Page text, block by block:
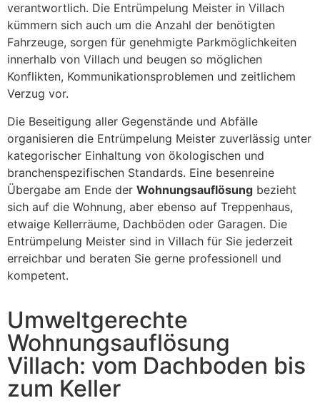
verantwortlich. Die Entrümpelung Meister in Villach
kümmern sich auch um die Anzahl der benötigten
Fahrzeuge, sorgen für genehmigte Parkmöglichkeiten
innerhalb von Villach und beugen so möglichen
Konflikten, Kommunikationsproblemen und zeitlichem
Verzug vor.
Die Beseitigung aller Gegenstände und Abfälle
organisieren die Entrümpelung Meister zuverlässig unter
kategorischer Einhaltung von ökologischen und
branchenspezifischen Standards. Eine besenreine
Übergabe am Ende der Wohnungsauflösung bezieht
sich auf die Wohnung, aber ebenso auf Treppenhaus,
etwaige Kellerräume, Dachböden oder Garagen. Die
Entrümpelung Meister sind in Villach für Sie jederzeit
erreichbar und beraten Sie gerne professionell und
kompetent.
Umweltgerechte
Wohnungsauflösung
Villach: vom Dachboden bis
zum Keller